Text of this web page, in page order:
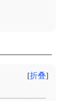
折叠